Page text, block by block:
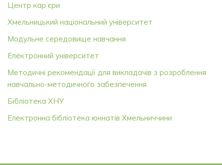
Центр кар’єри
Хмельницький національний університет
Модульне середовище навчання
Електронний університет
Методичні рекомендації для викладачів з розроблення
навчально-методичного забезпечення
Бібліотека ХНУ
Електронна бібліотека юннатів Хмельниччини